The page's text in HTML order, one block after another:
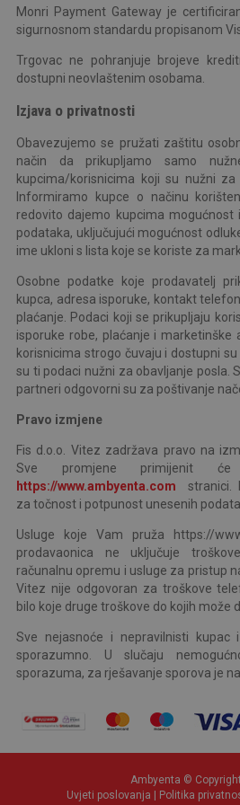
Monri Payment Gateway je
sigurnosnom standardu propisanom
Trgovac ne pohranjuje brojeve
dostupni neovlaštenim osobama.
Izjava o privatnosti
Obavezujemo se pružati zaštitu
način da prikupljamo samo
kupcima/korisnicima koji su nužni za
Informiramo kupce o načinu
redovito dajemo kupcima mogućnost
podataka, uključujući mogućnost
ime ukloni s lista koje se koriste za
Osobne podatke koje prodavatelj
kupca, adresa isporuke, kontakt
plaćanje. Podaci koji se prikupljaju
isporuke robe, plaćanje i marketinške
korisnicima strogo čuvaju i dostupni
su ti podaci nužni za obavljanje posla.
partneri odgovorni su za poštivanje
Pravo izmjene
Fis d.o.o. Vitez zadržava pravo na
Sve promjene primijenit
https://www.ambyenta.com stranici.
za točnost i potpunost unesenih
Usluge koje Vam pruža https://
prodavaonica ne uključuje
računalnu opremu i usluge za pristup
Vitez nije odgovoran za troškove
bilo koje druge troškove do kojih može
Sve nejasnoće i nepravilnisti kupac
sporazumno. U slučaju
sporazuma, za rješavanje sporova je
Ambyenta ©
Uvjeti poslovanja
Politika